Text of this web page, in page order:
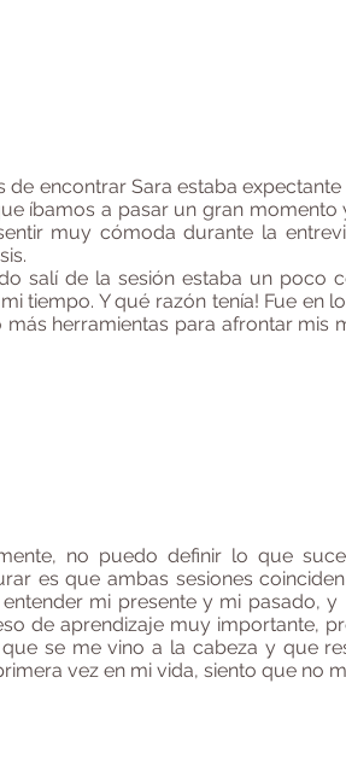
de encontrar Sara estaba
íbamos a pasar un gran
muy cómoda durante la
salí de la sesión estaba un poco
tiempo. Y qué razón tenía! Fue en
más herramientas para afrontar mis
no puedo definir lo que
es que ambas sesiones
mi presente y mi pasado,
de aprendizaje muy importante,
se me vino a la cabeza y que
vez en mi vida, siento que no